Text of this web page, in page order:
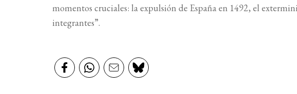
momentos cruciales: la expulsión de España en 1492, el
integrantes”.